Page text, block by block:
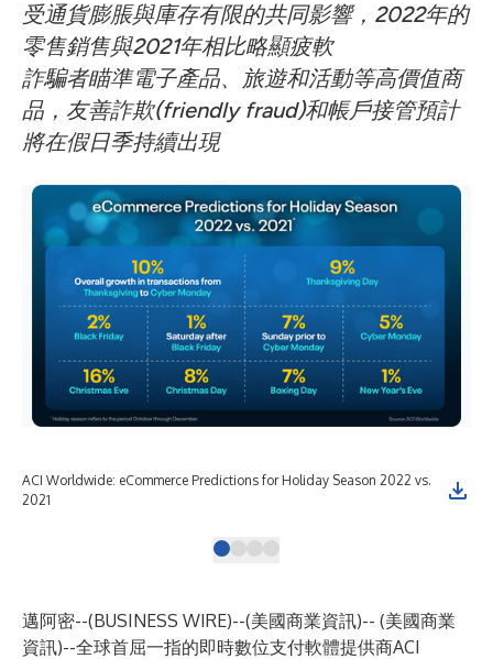
受通貨膨脹與庫存有限的共同影響， 2022年的
零售銷售與2021年相比略顯疲軟
詐騙者瞄準電子產品、旅遊和活動等高價值商
品，友善詐欺(friendly fraud)和帳戶接管預計
將在假日季持續出現
ACI Worldwide: eCommerce Predictions for Holiday Season 2022 vs.
2021
邁阿密--(BUSINESS WIRE)--(美國商業資訊)-- (美國商業
資訊)--全球首屈一指的即時數位支付軟體提供商ACI